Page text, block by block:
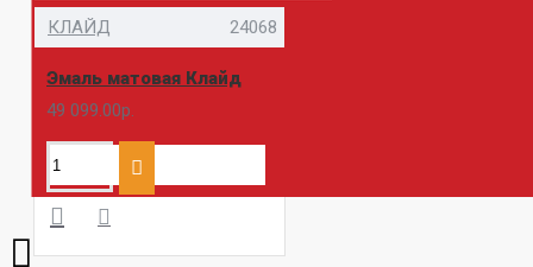
КЛАЙД 24068
Эмаль матовая Клайд
49 099.00р.